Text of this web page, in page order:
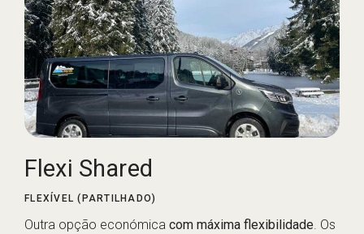
Flexi Shared
FLEXÍVEL (PARTILHADO)
Outra opção económica com máxima flexibilidade. Os